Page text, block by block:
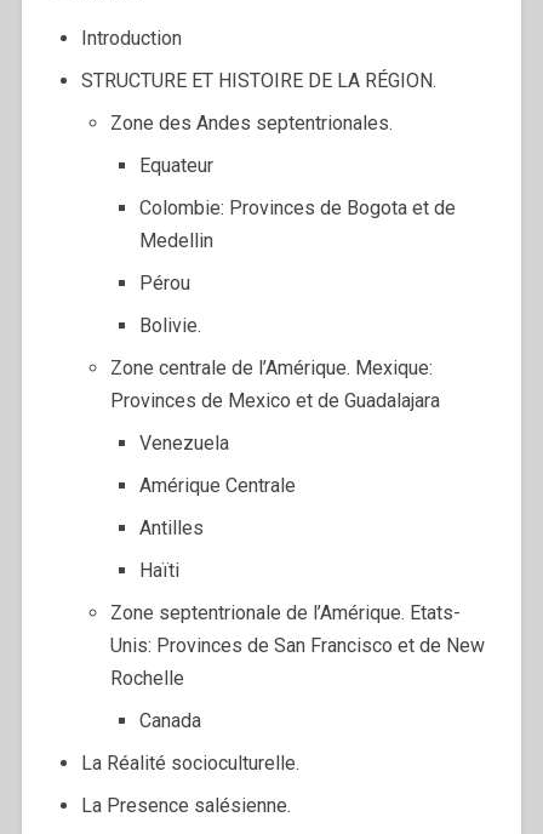
Introduction
STRUCTURE ET HISTOIRE DE LA RÉGION.
Zone des Andes septentrionales.
Equateur
Colombie: Provinces de Bogota et de
Medellin
Pérou
Bolivie.
Zone centrale de l’Amérique. Mexique:
Provinces de Mexico et de Guadalajara
Venezuela
Amérique Centrale
Antilles
Haïti
Zone septentrionale de l’Amérique. Etats-
Unis: Provinces de San Francisco et de New
Rochelle
Canada
La Réalité socioculturelle.
La Presence salésienne.